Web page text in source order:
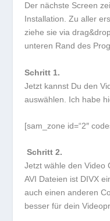
Der nächste Screen
Installation. Zu aller
ziehe sie via
unteren Rand des
Schritt 1.
Jetzt kannst Du den
auswählen. Ich habe
[sam_zone id=“2″
Schritt 2.
Jetzt wähle den Video
AVI Dateien ist DIVX
auch einen anderen
besser für dein